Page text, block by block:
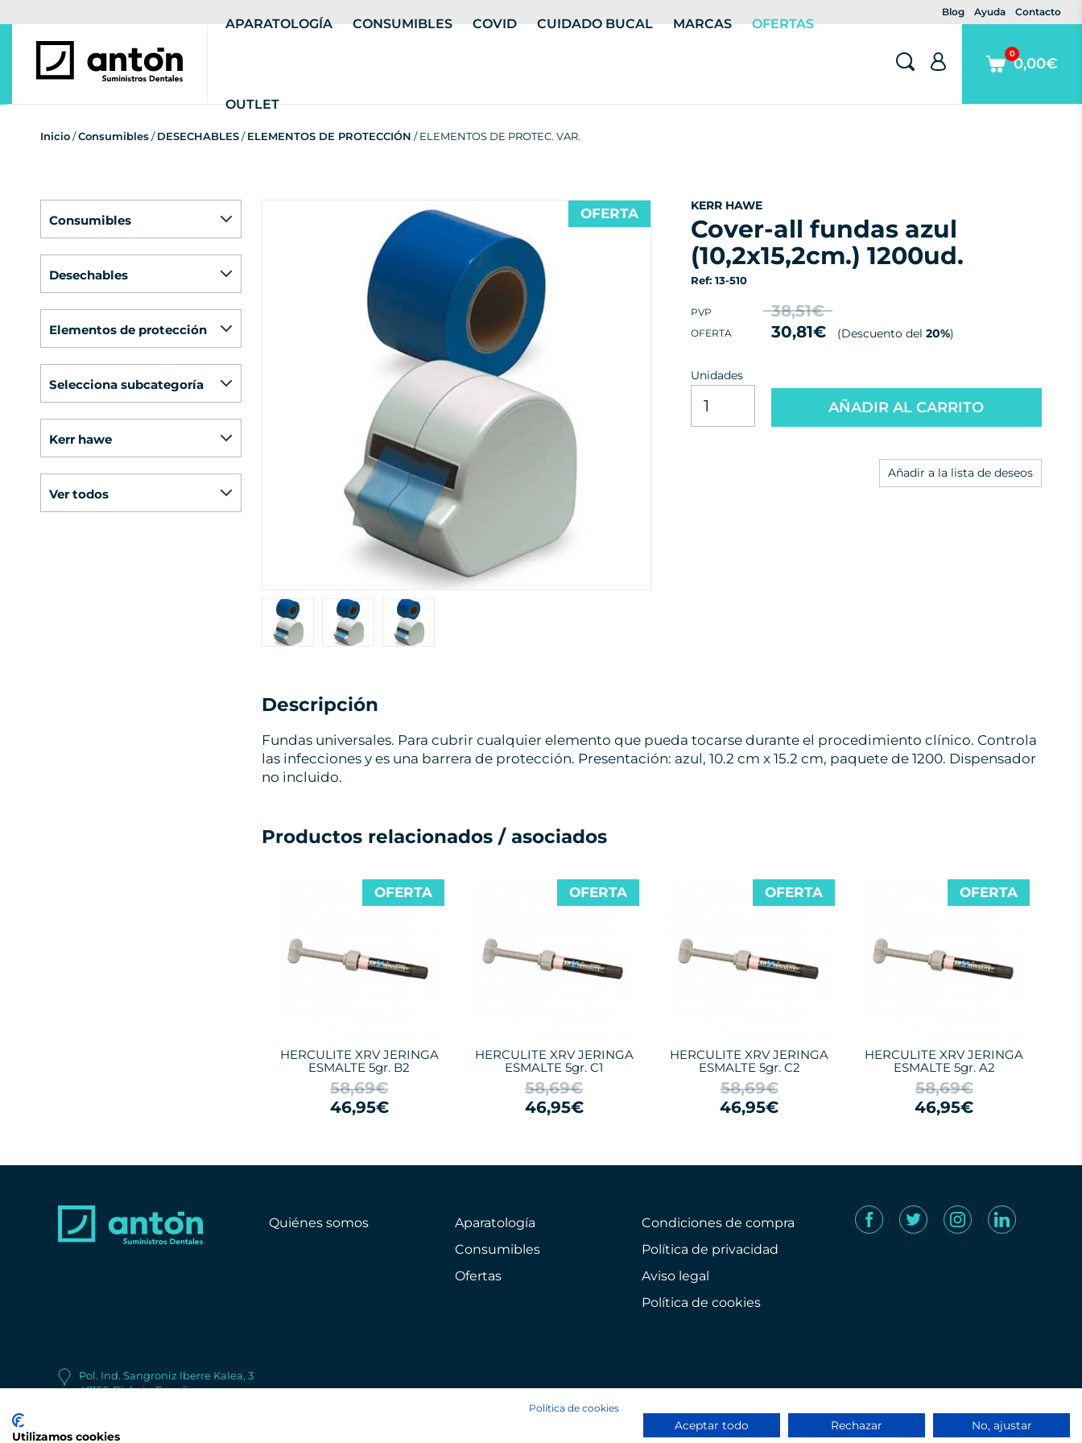
Blog Ayuda Contacto
APARATOLOGÍA CONSUMIBLES COVID CUIDADO BUCAL MARCAS OFERTAS
OUTLET
0,00€
0
Inicio/Consumibles/DESECHABLES/ELEMENTOS DE PROTECCIÓN / ELEMENTOS DE PROTEC. VAR.
consumibles
desechables
elementos de protección
selecciona subcategoría
kerr hawe
ver todos
OFERTA KERR HAWE
cover-all fundas azul
(10,2x15,2cm.) 1200ud.
Ref: 13-510
PVP 38,51€
OFERTA 30,81€ (Descuento del 20%)
Unidades
AÑADIR AL CARRITO
Añadir a la lista de deseos
Descripción
Fundas universales. Para cubrir cualquier elemento que pueda tocarse durante el procedimiento clínico. Controla
las infecciones y es una barrera de protección. Presentación: azul, 10.2 cm x 15.2 cm, paquete de 1200. Dispensador
no incluido.
Productos relacionados / asociados
HERCULITE XRV JERINGA
ESMALTE 5gr. B2
58,69€
46,95€
OFERTA
HERCULITE XRV JERINGA
ESMALTE 5gr. C1
58,69€
46,95€
OFERTA
HERCULITE XRV JERINGA
ESMALTE 5gr. C2
58,69€
46,95€
OFERTA
HERCULITE XRV JERINGA
ESMALTE 5gr. A2
58,69€
46,95€
OFERTA
Quiénes somos
Aparatología
Consumibles
Ofertas
Condiciones de compra
Política de privacidad
Aviso legal
Política de cookies
Pol. Ind. Sangroniz Iberre Kalea, 3
48150 Bizkaia España
Política de cookies
Utilizamos cookies
Aceptar todo Rechazar No, ajustar